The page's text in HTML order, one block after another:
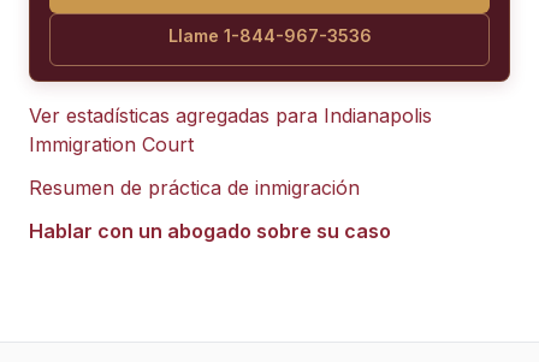
Llame 1-844-967-3536
Ver estadísticas agregadas para Indianapolis
Immigration Court
Resumen de práctica de inmigración
Hablar con un abogado sobre su caso